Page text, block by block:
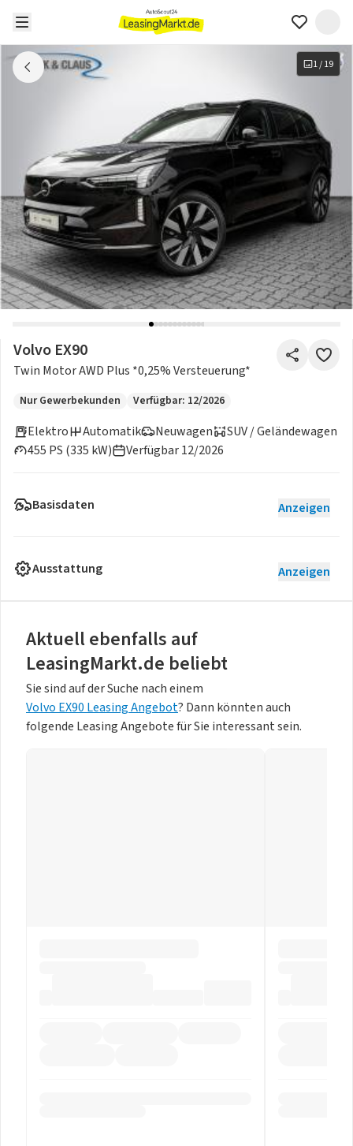
1/19
Volvo EX90
Twin Motor AWD Plus *0,25% Versteuerung*
Nur Gewerbekunden Verfügbar: 12/2026
Elektro
Neuwagen
455 PS (335 kW)
Automatik
SUV / Geländewagen
Verfügbar 12/2026
Basisdaten Anzeigen
Ausstattung Anzeigen
Aktuell ebenfalls auf
LeasingMarkt.de beliebt
Sie sind auf der Suche nach einem
Volvo EX90 Leasing Angebot? Dann könnten auch
folgende Leasing Angebote für Sie interessant sein.